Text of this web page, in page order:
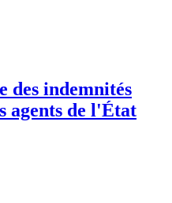
des indemnités
agents de l'État